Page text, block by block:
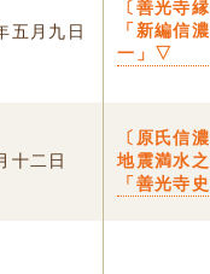
五月九日
〔善光寺
「新編信
一」▽
十二日
〔原氏信
地震満水
「善光寺